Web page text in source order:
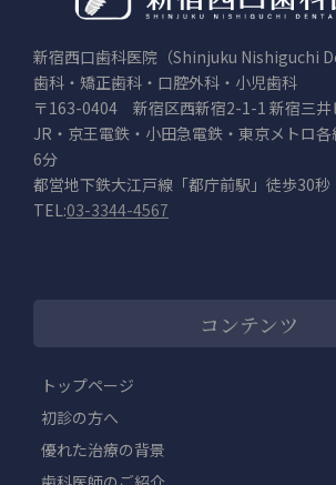
新宿西口歯科医院（Shinjuku Nishiguchi
歯科・矯正歯科・口腔外科・小児歯科
〒163-0404 新宿区西新宿2-1-1 新宿三井
JR・京王電鉄・小田急電鉄・東京メトロ
6分
都営地下鉄大江戸線「都庁前駅」徒歩30秒
TEL:03-3344-4567
コンテンツ
トップページ
初診の方へ
優れた治療の背景